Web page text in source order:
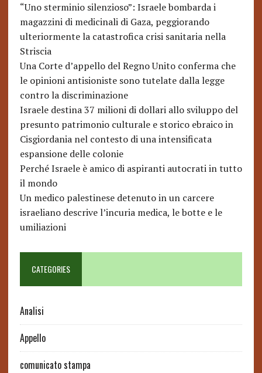
“Uno sterminio silenzioso”: Israele bombarda i
magazzini di medicinali di Gaza, peggiorando
ulteriormente la catastrofica crisi sanitaria nella
Striscia
Una Corte d’appello del Regno Unito conferma che
le opinioni antisioniste sono tutelate dalla legge
contro la discriminazione
Israele destina 37 milioni di dollari allo sviluppo del
presunto patrimonio culturale e storico ebraico in
Cisgiordania nel contesto di una intensificata
espansione delle colonie
Perché Israele è amico di aspiranti autocrati in tutto
il mondo
Un medico palestinese detenuto in un carcere
israeliano descrive l’incuria medica, le botte e le
umiliazioni
CATEGORIES
Analisi
Appello
comunicato stampa